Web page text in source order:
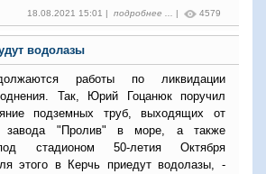
18.08.2021 15:01 | подробнее ... | 4579
водолазы
работы по ликвидации
Так, Юрий Гоцанюк поручил
подземных труб, выходящих от
завода "Пролив" в море, а также
стадионом 50-летия Октября
этого в Керчь приедут водолазы, -